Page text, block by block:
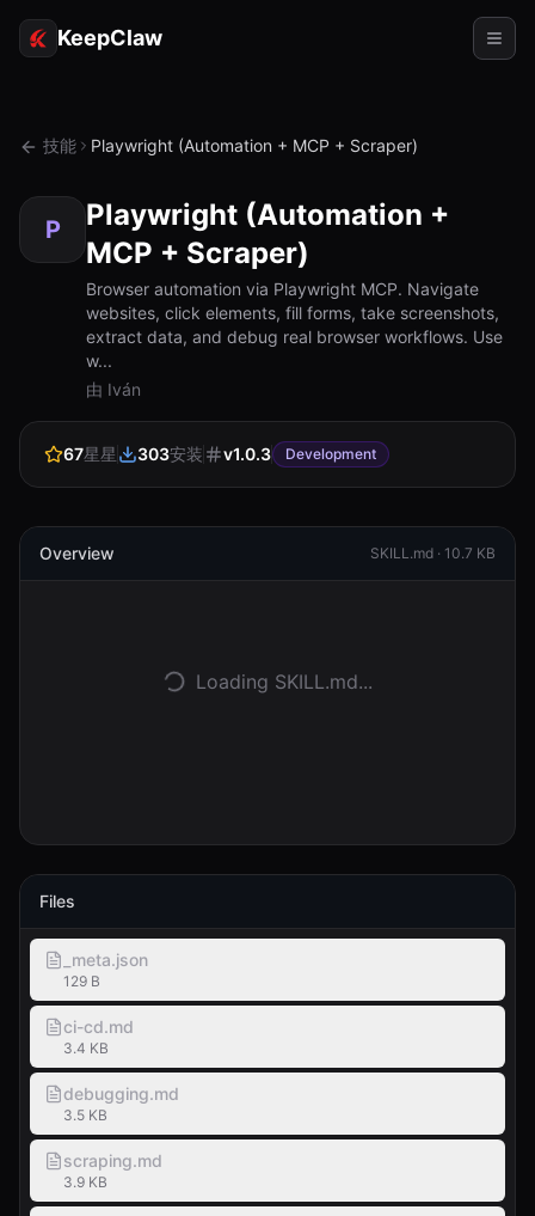
KeepClaw
令牌访问
使用案例
对比
文档
登录
技能 Playwright (Automation + MCP + Scraper)
P
Playwright (Automation +
MCP + Scraper)
Browser automation via Playwright MCP. Navigate
websites, click elements, fill forms, take screenshots,
extract data, and debug real browser workflows. Use
w...
由 Iván
67星星 303安装 v1.0.3 Development
Overview SKILL.md · 10.7 KB
Loading SKILL.md...
Files
_meta.json
129 B
ci-cd.md
3.4 KB
debugging.md
3.5 KB
scraping.md
3.9 KB